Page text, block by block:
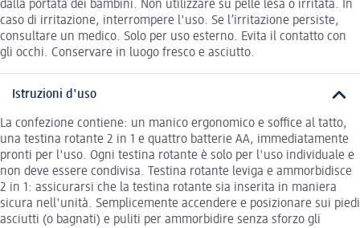
dalla portata dei bambini. Non utilizzare su pelle lesa o irritata. In
caso di irritazione, interrompere l'uso. Se l’irritazione persiste,
consultare un medico. Solo per uso esterno. Evita il contatto con
gli occhi. Conservare in luogo fresco e asciutto.
Istruzioni d'uso
La confezione contiene: un manico ergonomico e soffice al tatto,
una testina rotante 2 in 1 e quattro batterie AA, immediatamente
pronti per l'uso. Ogni testina rotante è solo per l'uso individuale e
non deve essere condivisa. Testina rotante leviga e ammorbidisce
2 in 1: assicurarsi che la testina rotante sia inserita in maniera
sicura nell'unità. Semplicemente accendere e posizionare sui piedi
asciutti (o bagnati) e puliti per ammorbidire senza sforzo gli